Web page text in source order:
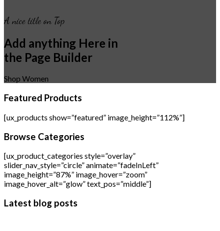
A nice title on Top
Add anything Here in
the Page Builder
Shop Women
Featured Products
[ux_products show=”featured” image_height=”112%”]
Browse Categories
[ux_product_categories style=”overlay”
slider_nav_style=”circle” animate=”fadeInLeft”
image_height=”87%” image_hover=”zoom”
image_hover_alt=”glow” text_pos=”middle”]
Latest blog posts